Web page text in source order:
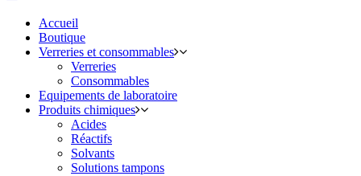
Accueil
Boutique
Verreries et consommables
Verreries
Consommables
Equipements de laboratoire
Produits chimiques
Acides
Réactifs
Solvants
Solutions tampons